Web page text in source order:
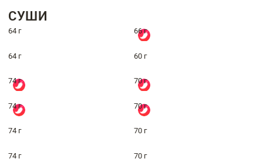
СУШИ
64 г 66 г
64 г 60 г
74 г 70 г
74 г 70 г
74 г 70 г
74 г 70 г